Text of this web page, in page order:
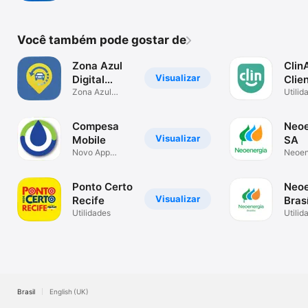
Você também pode gostar de
Visualizar
Zona Azul
Digital
Recife
Zona Azul
Visualizar
Compesa
Mobile
Novo App
Visualizar
Ponto Certo
Recife
Utilidades
SA
Brasil English (UK)